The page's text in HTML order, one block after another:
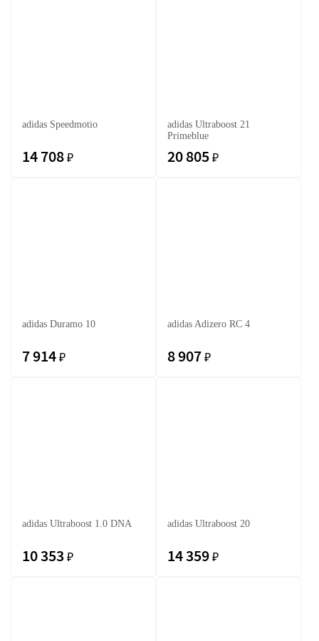
adidas Speedmotio
14 708 ₽
adidas Ultraboost 21
Primeblue
20 805 ₽
adidas Duramo 10
7 914 ₽
adidas Adizero RC 4
8 907 ₽
adidas Ultraboost 1.0 DNA
10 353 ₽
adidas Ultraboost 20
14 359 ₽